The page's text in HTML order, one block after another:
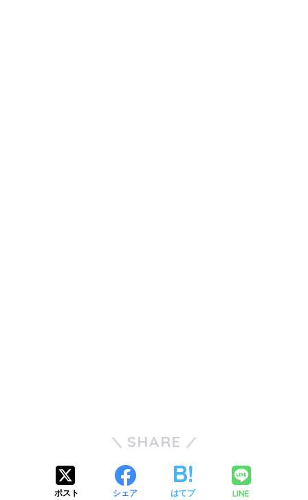
SHARE
ポスト シェア はてブ LINE